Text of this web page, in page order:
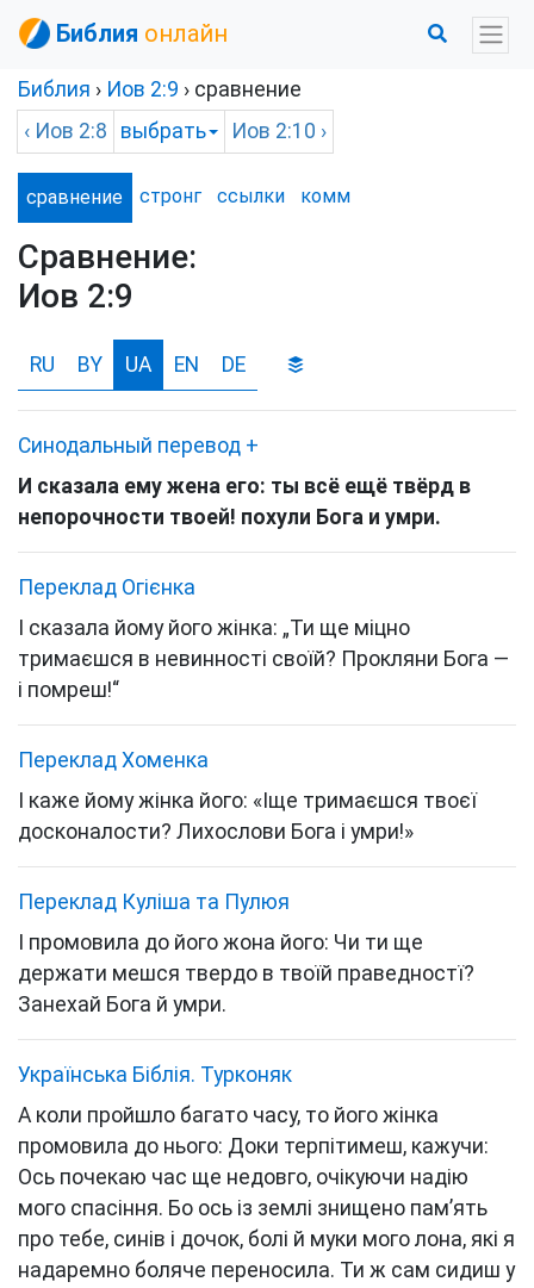
Библия онлайн
Библия › Иов 2:9 › сравнение
‹ Иов 2:8 выбрать Иов 2:10 ›
сравнение стронг ссылки комм
Сравнение:
Иов 2:9
RU BY UA EN DE
Синодальный перевод +
И сказала ему жена его: ты всё ещё твёрд в
непорочности твоей! похули Бога и умри.
Переклад Огієнка
І сказала йому його жінка: „Ти ще міцно
тримаєшся в невинності своїй? Прокляни Бога —
і помреш!“
Переклад Хоменка
І каже йому жінка його: «Іще тримаєшся твоєї
досконалости? Лихослови Бога і умри!»
Переклад Куліша та Пулюя
І промовила до його жона його: Чи ти ще
держати мешся твердо в твоїй праведностї?
Занехай Бога й умри.
Українська Біблія. Турконяк
А коли пройшло багато часу, то його жінка
промовила до нього: Доки терпітимеш, кажучи:
Ось почекаю час ще недовго, очікуючи надію
мого спасіння. Бо ось із землі знищено пам’ять
про тебе, синів і дочок, болі й муки мого лона, які я
надаремно боляче переносила. Ти ж сам сидиш у